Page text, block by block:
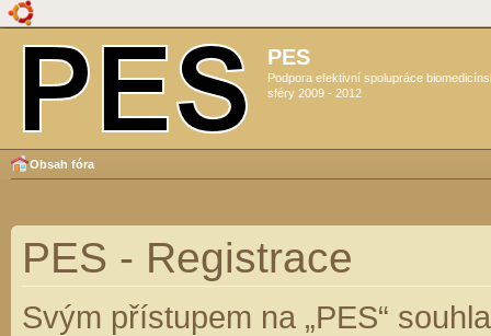
PES
Podpora efektivní spolupráce
sféry 2009 - 2012
Obsah fóra
PES - Registrace
Svým přístupem na „PES“